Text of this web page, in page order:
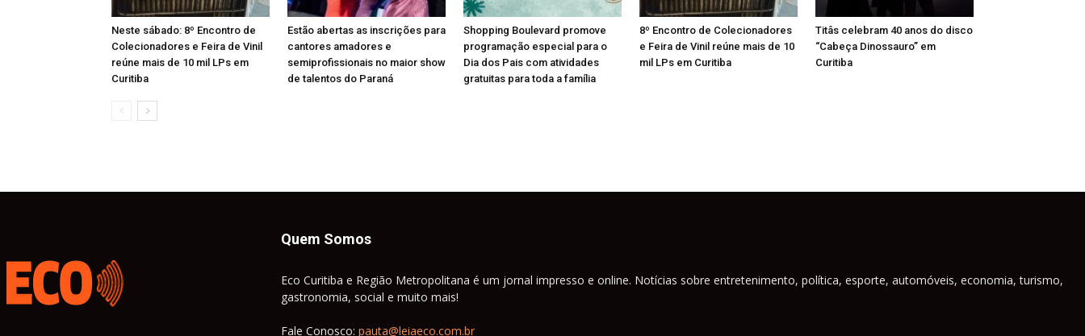
Neste sábado: 8º Encontro de
Colecionadores e Feira de Vinil
reúne mais de 10 mil LPs em
Curitiba
Estão abertas as inscrições para
cantores amadores e
semiprofissionais no maior show
de talentos do Paraná
Shopping Boulevard promove
programação especial para o
Dia dos Pais com atividades
gratuitas para toda a família
8º Encontro de Colecionadores
e Feira de Vinil reúne mais de 10
mil LPs em Curitiba
Titâs celebram 40 anos do disco
“Cabeça Dinossauro” em
Curitiba
Quem Somos
Eco Curitiba e Região Metropolitana é um jornal impresso e online. Notícias sobre entretenimento, política, esporte, automóveis, economia, turismo,
gastronomia, social e muito mais!
Fale Conosco: pauta@leiaeco.com.br